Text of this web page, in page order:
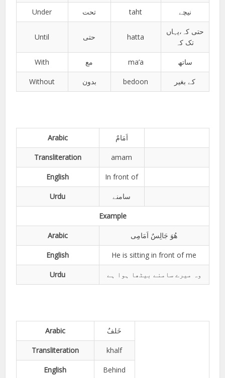
Under تحت taht نیچے
Until حتى hatta
حتی کہ،یہاں
تک کہ
With مع ma’a ساتھ
Without بدون bedoon کے بغیر
Arabic اَمَامٌ
Transliteration amam
English In front of
Urdu سامنے
Example
Arabic ھُوَ جَالِسٌ اَمَامِی
English He is sitting in front of me
Urdu وہ میرے سامنے بیٹھا ہوا ہے
Arabic خَلفٌ
Transliteration khalf
English Behind